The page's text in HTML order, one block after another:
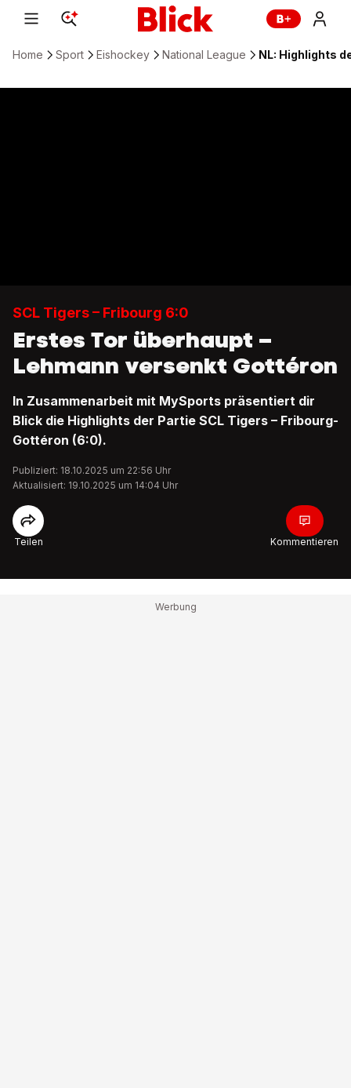
Home Sport Eishockey National League NL: Highlights
SCL Tigers – Fribourg 6:0
Erstes Tor überhaupt –
Lehmann versenkt Gottéron
In Zusammenarbeit mit MySports präsentiert dir
Blick die Highlights der Partie SCL Tigers – Fribourg-
Gottéron (6:0).
Publiziert: 18.10.2025 um 22:56 Uhr
Aktualisiert: 19.10.2025 um 14:04 Uhr
Teilen Kommentieren